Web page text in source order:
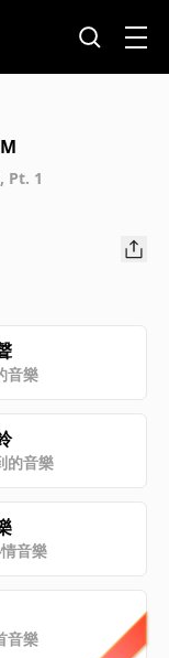
Pt. 1
音樂
的音樂
音樂
音樂